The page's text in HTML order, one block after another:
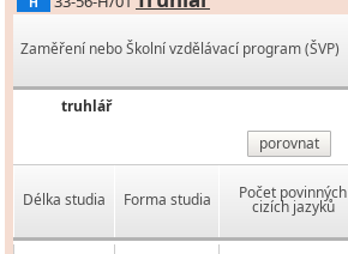
Zaměření nebo Školní vzdělávací program (ŠVP)
truhlář
porovnat
Délka studia Forma studia Počet povinných
cizích jazyků